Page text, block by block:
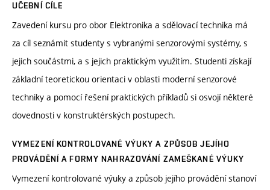
UČEBNÍ CÍLE
Zavedení kursu pro obor Elektronika a sdělovací technika má
za cíl seznámit studenty s vybranými senzorovými systémy, s
jejich součástmi, a s jejich praktickým využitím. Studenti získají
základní teoretickou orientaci v oblasti moderní senzorové
techniky a pomocí řešení praktických příkladů si osvojí některé
dovednosti v konstruktérských postupech.
VYMEZENÍ KONTROLOVANÉ VÝUKY A ZPŮSOB JEJÍHO
PROVÁDĚNÍ A FORMY NAHRAZOVÁNÍ ZAMEŠKANÉ VÝUKY
Vymezení kontrolované výuky a způsob jejího provádění stanoví